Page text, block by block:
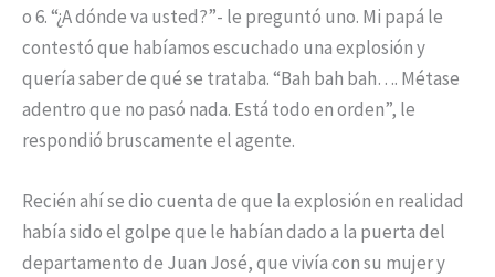
o 6. “¿A dónde va usted?”- le preguntó uno. Mi papá le
contestó que habíamos escuchado una explosión y
quería saber de qué se trataba. “Bah bah bah…. Métase
adentro que no pasó nada. Está todo en orden”, le
respondió bruscamente el agente.
Recién ahí se dio cuenta de que la explosión en realidad
había sido el golpe que le habían dado a la puerta del
departamento de Juan José, que vivía con su mujer y